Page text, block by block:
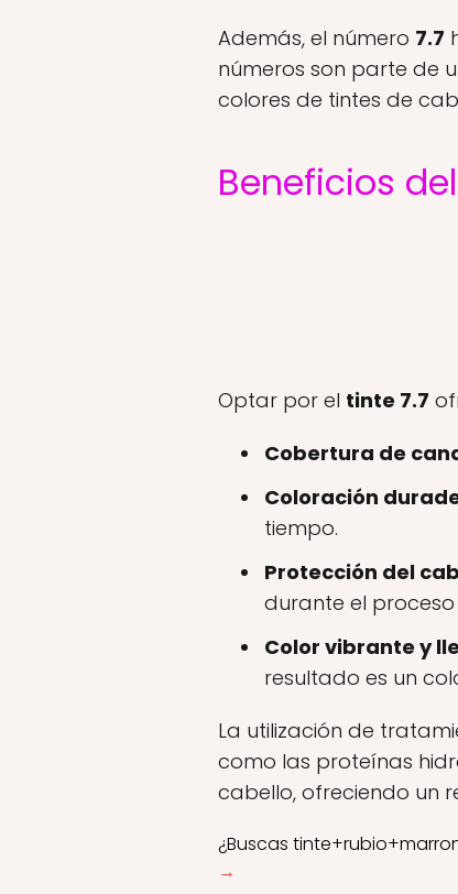
Además, el número 7.7
números son parte de
colores de tintes de
Beneficios
Optar por el tinte 7.7
Cobertura de
Coloración
tiempo.
Protección del
durante el
Color vibrante y
resultado es un
La utilización de
como las proteínas
cabello, ofreciendo un
¿Buscas
→